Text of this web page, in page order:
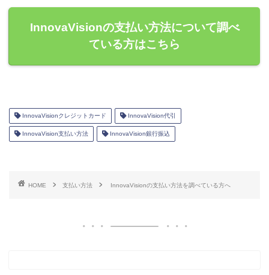
InnovaVisionの支払い方法について調べ
ている方はこちら
InnovaVisionクレジットカード InnovaVision代引
InnovaVision支払い方法 InnovaVision銀行振込
HOME 支払い方法 InnovaVisionの支払い方法を調べている方へ